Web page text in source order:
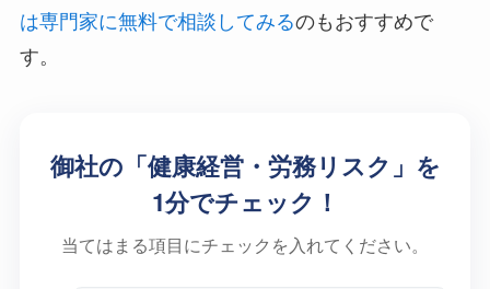
は専門家に無料で相談してみる のもおすすめで
す。
御社の「健康経営・労務リスク」を
1分でチェック！
当てはまる項目にチェックを入れてください。